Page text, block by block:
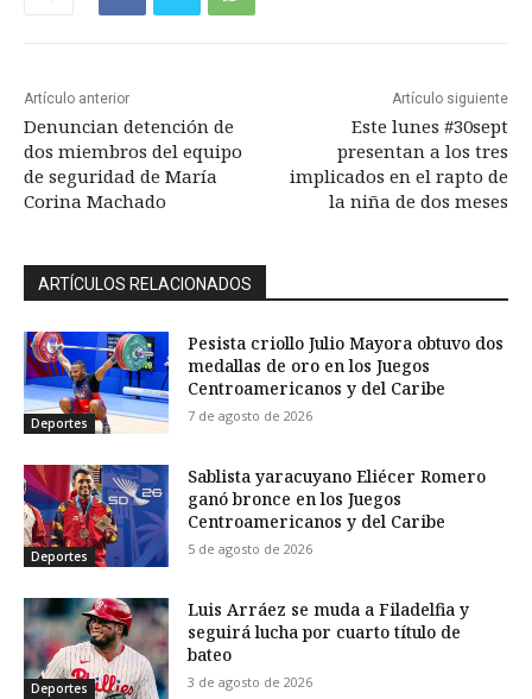
Artículo anterior
Denuncian detención de
dos miembros del equipo
de seguridad de María
Corina Machado
Artículo siguiente
Este lunes #30sept
presentan a los tres
implicados en el rapto de
la niña de dos meses
ARTÍCULOS RELACIONADOS
Deportes
Pesista criollo Julio Mayora obtuvo dos
medallas de oro en los Juegos
Centroamericanos y del Caribe
7 de agosto de 2026
Deportes
Sablista yaracuyano Eliécer Romero
ganó bronce en los Juegos
Centroamericanos y del Caribe
5 de agosto de 2026
Deportes
Luis Arráez se muda a Filadelfia y
seguirá lucha por cuarto título de
bateo
3 de agosto de 2026